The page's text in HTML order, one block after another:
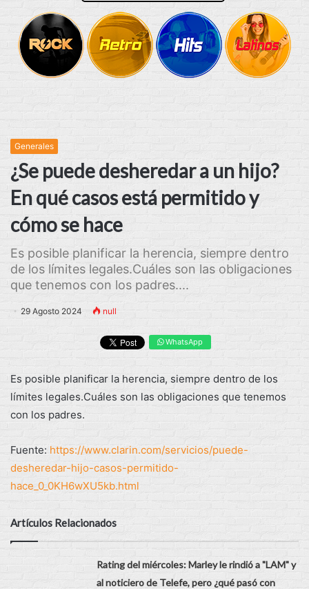
Generales
¿Se puede desheredar a un hijo?
En qué casos está permitido y
cómo se hace
Es posible planificar la herencia, siempre dentro
de los límites legales.Cuáles son las obligaciones
que tenemos con los padres....
29 Agosto 2024 null
WhatsApp
Es posible planificar la herencia, siempre dentro de los
límites legales.Cuáles son las obligaciones que tenemos
con los padres.
Fuente: https://www.clarin.com/servicios/puede-
desheredar-hijo-casos-permitido-
hace_0_0KH6wXU5kb.html
Artículos Relacionados
Rating del miércoles: Marley le rindió a "LAM" y
al noticiero de Telefe, pero ¿qué pasó con